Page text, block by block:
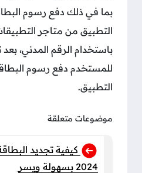
بما في ذلك دفع رسوم
التطبيق من متاجر
باستخدام الرقم المدني،
للمستخدم دفع رسوم
التطبيق.
موضوعات متعلقة
كيفية تجديد
2024 بسهولة ويسر